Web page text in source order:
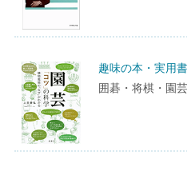
趣味の本・実用書
囲碁・将棋・園